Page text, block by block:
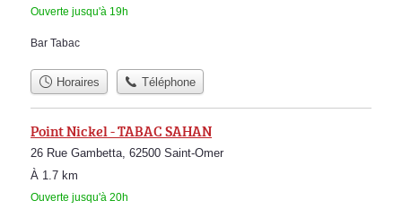
Ouverte jusqu'à 19h
Bar Tabac
Horaires Téléphone
Point Nickel - TABAC SAHAN
26 Rue Gambetta, 62500 Saint-Omer
À 1.7 km
Ouverte jusqu'à 20h